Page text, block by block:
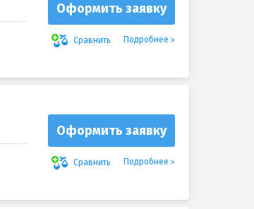
Оформить заявку
Сравнить Подробнее
Оформить заявку
Сравнить Подробнее